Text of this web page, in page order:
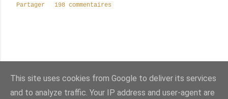
Partager 198 commentaires
48426
This site uses cookies from Google to deliver its services
and to analyze traffic. Your IP address and user-agent are